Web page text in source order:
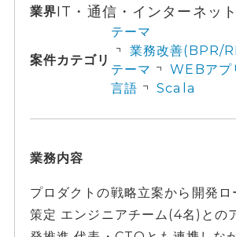
業界IT・通信・インターネット
案件カテゴリ
テーマ
業務改善(BPR/
テーマ
WEBアプ
言語
Scala
業務内容
プロダクトの戦略立案から開発
策定 エンジニアチーム(4名)との